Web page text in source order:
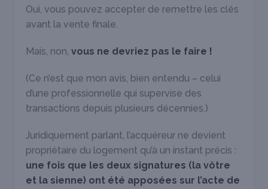
Oui, vous pouvez accepter de remettre les clés
avant la vente finale.
Mais, non,vous ne devriez pas le faire !
(Ce n’est que mon avis, bien entendu – celui
d’une professionnelle qui supervise des
transactions depuis plusieurs décennies.)
Juridiquement parlant, l’acquéreur ne devient
propriétaire du logement qu’à un instant précis :
une fois que les deux signatures (la vôtre
et la sienne) ont été apposées sur l’acte de